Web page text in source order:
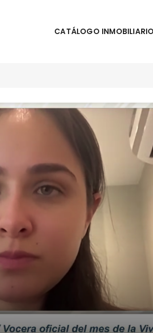
CATÁLOGO INMOBILIARIO